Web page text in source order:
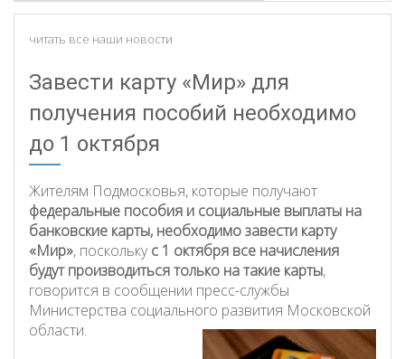
читать все наши новости
Завести карту «Мир» для
получения пособий необходимо
до 1 октября
Жителям Подмосковья, которые получают
федеральные пособия и социальные выплаты на
банковские карты, необходимо завести карту
«Мир», посколькус 1 октября все начисления
будут производиться только на такие карты,
говорится в сообщении пресс-службы
Министерства социального развития Московской
области.